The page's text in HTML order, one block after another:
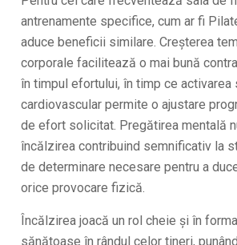
antrenamente specifice, cum ar fi
aduce beneficii similare. Creșterea
corporale facilitează o mai bună
în timpul efortului, în timp ce activarea
cardiovascular permite o ajustare
de efort solicitat. Pregătirea mentală
încălzirea contribuind semnificativ la
de determinare necesare pentru a
orice provocare fizică.
Încălzirea joacă un rol cheie și în
sănătoase în rândul celor tineri,